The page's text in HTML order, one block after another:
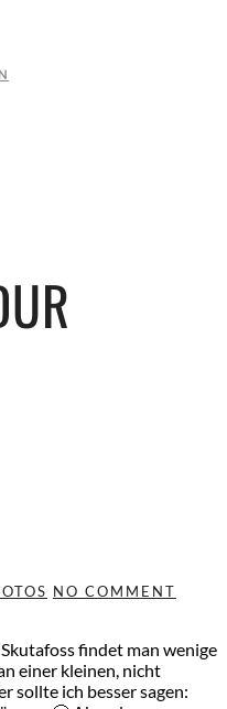
NO COMMENT
findet man wenige
einer kleinen, nicht
sollte ich besser sagen: